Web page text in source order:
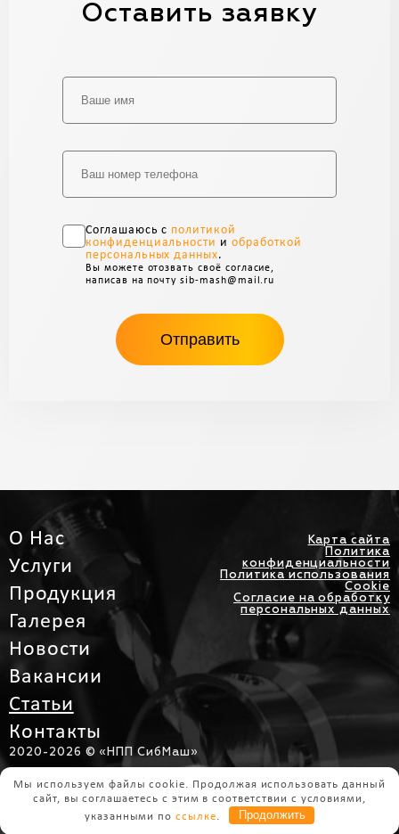
Оставить заявку
Соглашаюсь с политикой
конфиденциальности и обработкой
персональных данных.
Вы можете отозвать своё согласие,
написав на почту sib-mash@mail.ru
О Нас
Услуги
Продукция
Галерея
Новости
Вакансии
Статьи
Контакты
Карта сайта
Политика
конфиденциальности
Политика использования
Cookie
Согласие на обработку
персональных данных
2020- 2026 © «НПП СибМаш»
Интернет Перспектива
Мы используем файлы cookie. Продолжая использовать данный
сайт, вы соглашаетесь с этим в соответствии с условиями,
указанными поссылке Продолжить